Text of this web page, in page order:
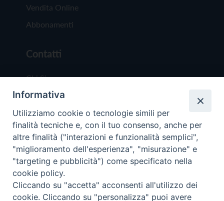
Vendita Online
Abbonamenti
Contatti
Chi Siamo
Redazione
Scrivici
Copyright © 2019 - Tutti i diritti riservati - Vita
Trentina Editrice
Informativa
Utilizziamo cookie o tecnologie simili per
finalità tecniche e, con il tuo consenso, anche per
altre finalità ("interazioni e funzionalità semplici",
"miglioramento dell'esperienza", "misurazione" e
"targeting e pubblicità") come specificato nella
cookie policy.
Cliccando su "accetta" acconsenti all'utilizzo dei
cookie. Cliccando su "personalizza" puoi avere